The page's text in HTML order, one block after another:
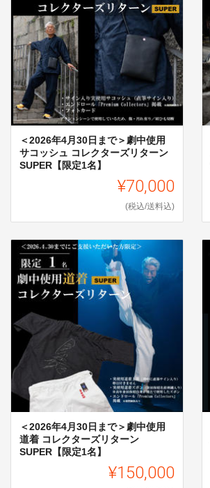
＜2026年4月30日まで＞劇中使用
サコッシュ コレクターズリターン
SUPER【限定1名】
¥70,000
(税込/送料込)
＜2026年4月30日まで＞劇中使用
道着 コレクターズリターン
SUPER【限定1名】
¥150,000